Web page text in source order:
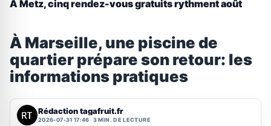
À Metz, cinq rendez-vous gratuits rythment août
À Marseille, une piscine de
quartier prépare son retour: les
informations pratiques
Rédaction tagafruit.fr
2026-07-31 17:46 3 MIN. DE LECTURE